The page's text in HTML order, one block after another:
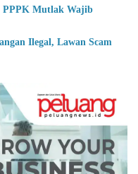
PPPK Mutlak Wajib
Ilegal, Lawan Scam